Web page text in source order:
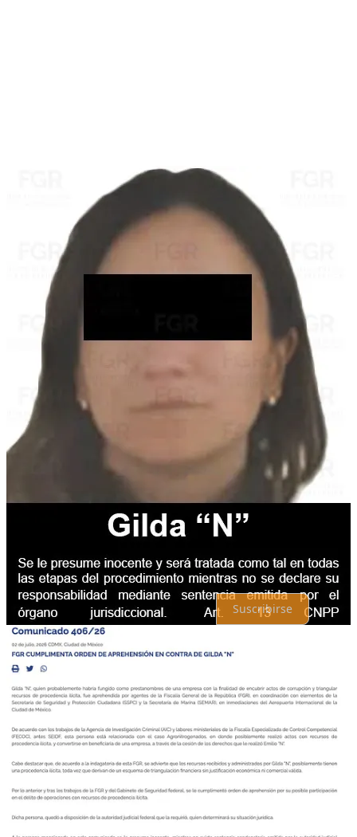
Compartir
Discusión sobre este post
Comentarios Restacks
Por supuesto, sigue adelante.
Suscribirse
© 2026 analisis.mx·
Crea tu Substack
Descargar la app
Substackes el hogar de la gran cultura